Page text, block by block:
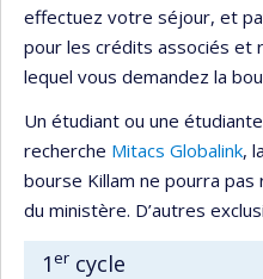
effectuez votre séjour, et
pour les crédits associés et
lequel vous demandez la
Un étudiant ou une
recherche Mitacs Globalink,
bourse Killam ne pourra
du ministère. D’autres
1er cycle